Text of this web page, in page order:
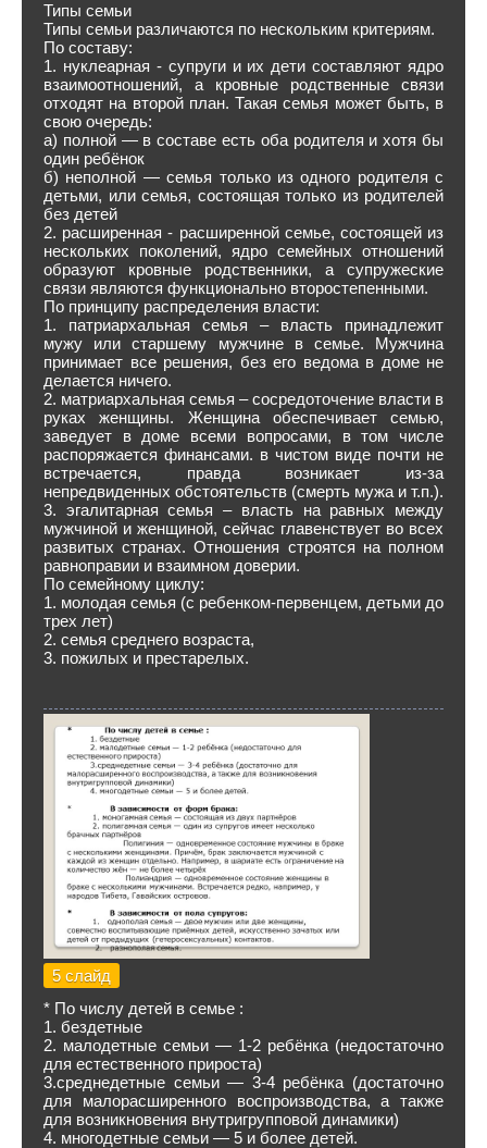
Типы семьи
Типы семьи различаются по нескольким критериям.
По составу:
1. нуклеарная - супруги и их дети составляют ядро
взаимоотношений, а кровные родственные связи
отходят на второй план. Такая семья может быть, в
свою очередь:
а) полной — в составе есть оба родителя и хотя бы
один ребёнок
б) неполной — семья только из одного родителя с
детьми, или семья, состоящая только из родителей
без детей
2. расширенная - расширенной семье, состоящей из
нескольких поколений, ядро семейных отношений
образуют кровные родственники, а супружеские
связи являются функционально второстепенными.
По принципу распределения власти:
1. патриархальная семья – власть принадлежит
мужу или старшему мужчине в семье. Мужчина
принимает все решения, без его ведома в доме не
делается ничего.
2. матриархальная семья – сосредоточение власти в
руках женщины. Женщина обеспечивает семью,
заведует в доме всеми вопросами, в том числе
распоряжается финансами. в чистом виде почти не
встречается, правда возникает из-за
непредвиденных обстоятельств (смерть мужа и т.п.).
3. эгалитарная семья – власть на равных между
мужчиной и женщиной, сейчас главенствует во всех
развитых странах. Отношения строятся на полном
равноправии и взаимном доверии.
По семейному циклу:
1. молодая семья (с ребенком-первенцем, детьми до
трех лет)
2. семья среднего возраста,
3. пожилых и престарелых.
5 слайд
* По числу детей в семье :
1. бездетные
2. малодетные семьи — 1-2 ребёнка (недостаточно
для естественного прироста)
3.среднедетные семьи — 3-4 ребёнка (достаточно
для малорасширенного воспроизводства, а также
для возникновения внутригрупповой динамики)
4. многодетные семьи — 5 и более детей.